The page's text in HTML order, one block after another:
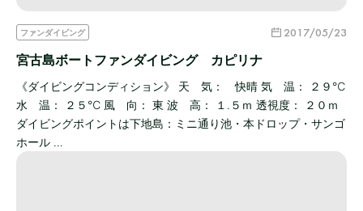
ファンダイビング 2017/05/23
宮古島ボートファンダイビング カピリナ
《ダイビングコンディション》 天 気： 快晴 気 温： ２９℃
水 温： ２５℃ 風 向： 東 波 高： １.５ｍ 透視度： ２０ｍ
ダイビングポイントは下地島：ミニ通り池・本ドロップ・サンゴ
ホール …